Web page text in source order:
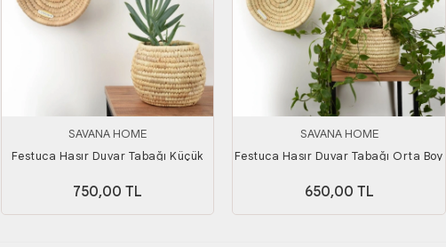
SAVANA HOME
Festuca Hasır Duvar Tabağı Küçük
750,00 TL
SAVANA HOME
Festuca Hasır Duvar Tabağı Orta Boy
650,00 TL